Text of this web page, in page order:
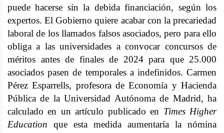
puede hacerse sin la debida financiación, según los
expertos. El Gobierno quiere acabar con la precariedad
laboral de los llamados falsos asociados, pero para ello
obliga a las universidades a convocar concursos de
méritos antes de finales de 2024 para que 25.000
asociados pasen de temporales a indefinidos. Carmen
Pérez Esparrells, profesora de Economía y Hacienda
Pública de la Universidad Autónoma de Madrid, ha
calculado en un artículo publicado en Times Higher
Education que esta medida aumentaría la nómina